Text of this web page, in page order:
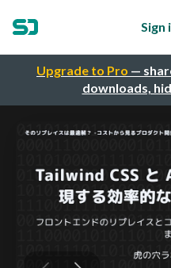
Upgrade to Pro —
downloads,
Sign